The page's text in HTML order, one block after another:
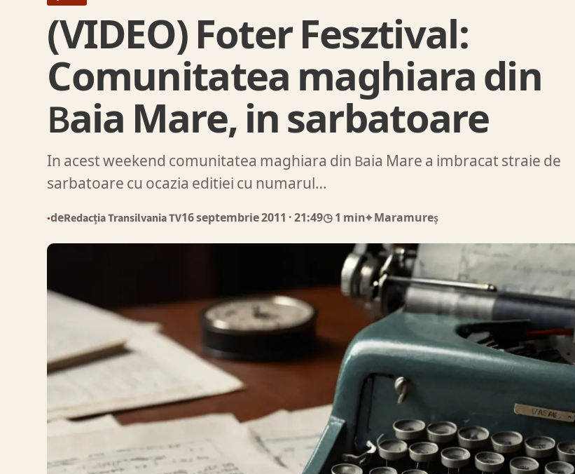
(VIDEO) Foter Fesztival:
Comunitatea maghiara din
Baia Mare, in sarbatoare
In acest weekend comunitatea maghiara din Baia Mare a imbracat straie de
sarbatoare cu ocazia editiei cu numarul…
●deRedacția Transilvania TV16 septembrie 2011 · 21:49◷ 1 min⌖ Maramureș